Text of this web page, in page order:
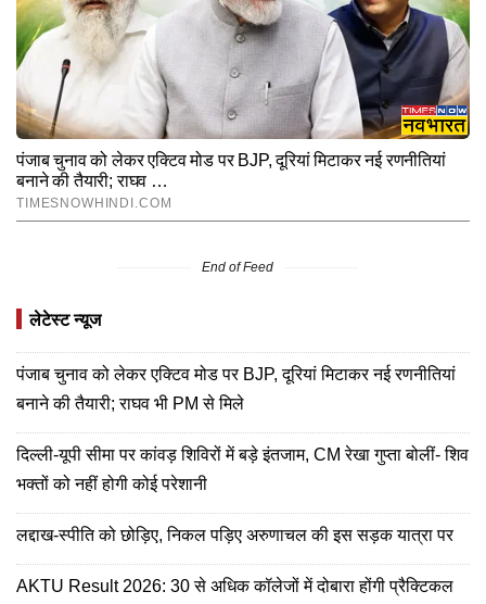
End of Feed
लेटेस्ट न्यूज
पंजाब चुनाव को लेकर एक्टिव मोड पर BJP, दूरियां मिटाकर नई रणनीतियां
बनाने की तैयारी; राघव भी PM से मिले
दिल्ली-यूपी सीमा पर कांवड़ शिविरों में बड़े इंतजाम, CM रेखा गुप्ता बोलीं- शिव
भक्तों को नहीं होगी कोई परेशानी
लद्दाख-स्पीति को छोड़िए, निकल पड़िए अरुणाचल की इस सड़क यात्रा पर
AKTU Result 2026: 30 से अधिक कॉलेजों में दोबारा होंगी प्रैक्टिकल